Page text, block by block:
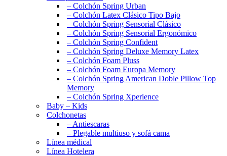
– Colchón Spring Urban
– Colchón Latex Clásico Tipo Bajo
– Colchón Spring Sensorial Clásico
– Colchón Spring Sensorial Ergonómico
– Colchón Spring Confident
– Colchón Spring Deluxe Memory Latex
– Colchón Foam Pluss
– Colchón Foam Europa Memory
– Colchón Spring American Doble Pillow Top
Memory
– Colchón Spring Xperience
Baby – Kids
Colchonetas
– Antiescaras
– Plegable multiuso y sofá cama
Línea médical
Línea Hotelera